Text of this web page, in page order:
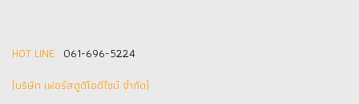
HOT LINE : 061-696-5224
(บริษัท เฟอร์สตูดิโอดีไซน์ จำกัด]